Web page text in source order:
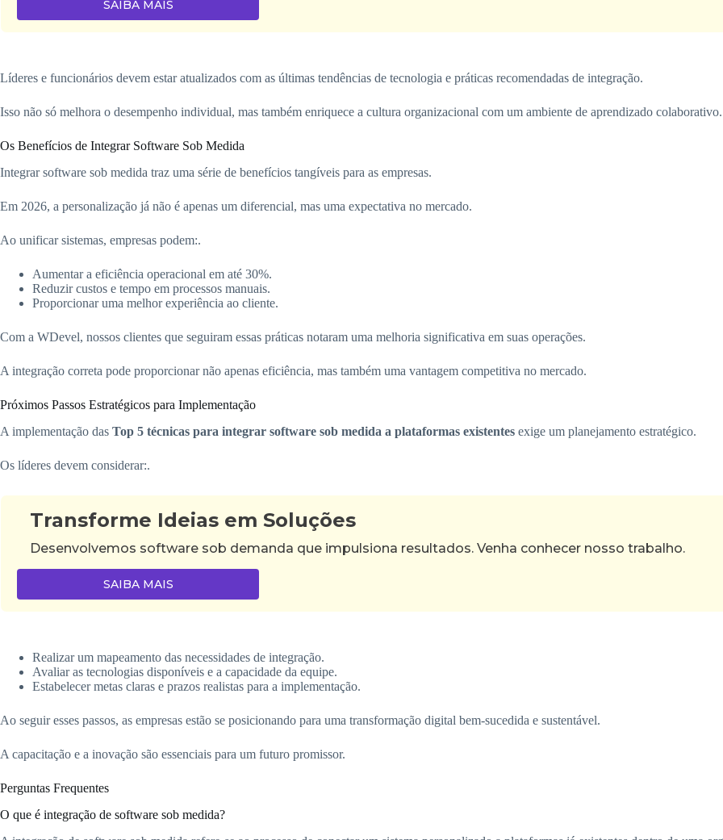
SAIBA MAIS
Líderes e funcionários devem estar atualizados com as últimas tendências de tecnologia e práticas recomendadas de integração.
Isso não só melhora o desempenho individual, mas também enriquece a cultura organizacional com um ambiente de aprendizado colaborativo.
Os Benefícios de Integrar Software Sob Medida
Integrar software sob medida traz uma série de benefícios tangíveis para as empresas.
Em 2026, a personalização já não é apenas um diferencial, mas uma expectativa no mercado.
Ao unificar sistemas, empresas podem:.
Aumentar a eficiência operacional em até 30%.
Reduzir custos e tempo em processos manuais.
Proporcionar uma melhor experiência ao cliente.
Com a WDevel, nossos clientes que seguiram essas práticas notaram uma melhoria significativa em suas operações.
A integração correta pode proporcionar não apenas eficiência, mas também uma vantagem competitiva no mercado.
Próximos Passos Estratégicos para Implementação
A implementação das Top 5 técnicas para integrar software sob medida a plataformas existentes exige um planejamento estratégico.
Os líderes devem considerar:.
Transforme Ideias em Soluções
Desenvolvemos software sob demanda que impulsiona resultados. Venha conhecer nosso trabalho.
SAIBA MAIS
Realizar um mapeamento das necessidades de integração.
Avaliar as tecnologias disponíveis e a capacidade da equipe.
Estabelecer metas claras e prazos realistas para a implementação.
Ao seguir esses passos, as empresas estão se posicionando para uma transformação digital bem-sucedida e sustentável.
A capacitação e a inovação são essenciais para um futuro promissor.
Perguntas Frequentes
O que é integração de software sob medida?